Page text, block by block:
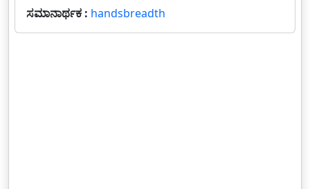
ಸಮಾನಾರ್ಥಕ : handsbreadth